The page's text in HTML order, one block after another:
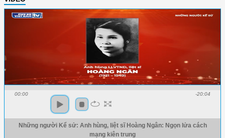
00:00 -20:04
Những người Kể sử: Anh hùng, liệt sĩ Hoàng Ngân: Ngọn lửa cách
mạng kiên trung